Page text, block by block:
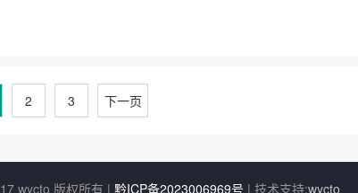
2 3 下一页
wycto 版权所有 | 黔ICP备2023006969号 | 技术支持:wycto